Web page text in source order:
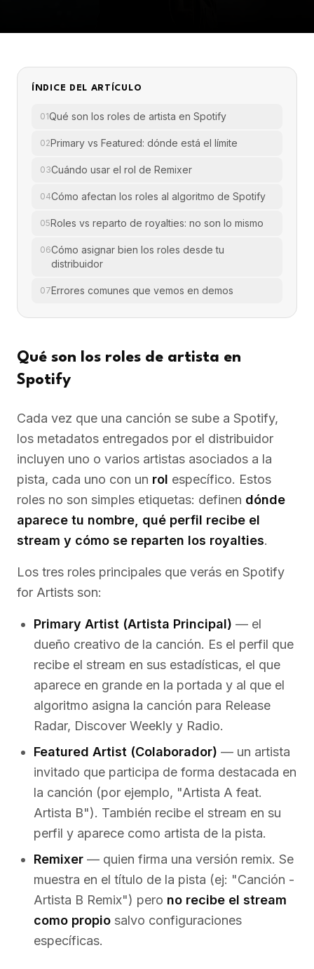
ÍNDICE DEL ARTÍCULO
01Qué son los roles de artista en Spotify
02Primary vs Featured: dónde está el límite
03Cuándo usar el rol de Remixer
04Cómo afectan los roles al algoritmo de Spotify
05Roles vs reparto de royalties: no son lo mismo
06Cómo asignar bien los roles desde tu
distribuidor
07Errores comunes que vemos en demos
Qué son los roles de artista en
Spotify
Cada vez que una canción se sube a Spotify,
los metadatos entregados por el distribuidor
incluyen uno o varios artistas asociados a la
pista, cada uno con un rol específico. Estos
roles no son simples etiquetas: definen dónde
aparece tu nombre, qué perfil recibe el
stream y cómo se reparten los royalties.
Los tres roles principales que verás en Spotify
for Artists son:
Primary Artist (Artista Principal) — el
dueño creativo de la canción. Es el perfil que
recibe el stream en sus estadísticas, el que
aparece en grande en la portada y al que el
algoritmo asigna la canción para Release
Radar, Discover Weekly y Radio.
Featured Artist (Colaborador) — un artista
invitado que participa de forma destacada en
la canción (por ejemplo, "Artista A feat.
Artista B"). También recibe el stream en su
perfil y aparece como artista de la pista.
Remixer — quien firma una versión remix. Se
muestra en el título de la pista (ej: "Canción -
Artista B Remix") pero no recibe el stream
como propio salvo configuraciones
específicas.